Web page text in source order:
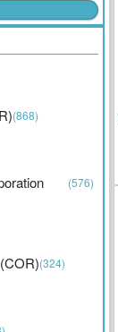
(868)
(576)
(324)